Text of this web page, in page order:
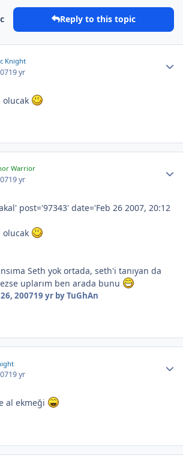
Reply to this topic
Knight
19 yr
olucak
Warrior
19 yr
post='97343' date='Feb 26 2007, 20:12
olucak
Seth yok ortada, seth'i tanıyan da
uplarım ben arada bunu
200719 yrby TuGhAn
19 yr
al ekmeği